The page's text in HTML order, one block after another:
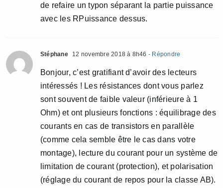
de refaire un typon séparant la partie puissance
avec les RPuissance dessus.
Stéphane 12 novembre 2018 à 8h46 - Répondre
Bonjour, c’est gratifiant d’avoir des lecteurs
intéressés ! Les résistances dont vous parlez
sont souvent de faible valeur (inférieure à 1
Ohm) et ont plusieurs fonctions : équilibrage des
courants en cas de transistors en parallèle
(comme cela semble être le cas dans votre
montage), lecture du courant pour un système de
limitation de courant (protection), et polarisation
(réglage du courant de repos pour la classe AB).